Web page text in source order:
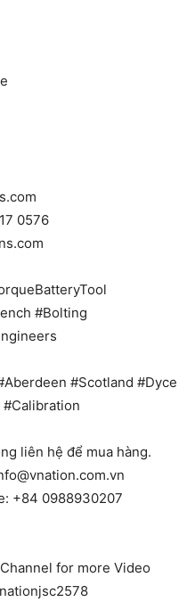
0576
#Bolting
#Scotland #Dyce
liên hệ để mua hàng.
+84 0988930207
for more Video